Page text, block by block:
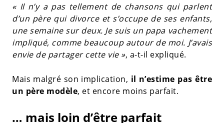
« Il n’y a pas tellement de chansons qui parlent
d’un père qui divorce et s’occupe de ses enfants,
une semaine sur deux. Je suis un papa vachement
impliqué, comme beaucoup autour de moi. J’avais
envie de partager cette vie », a-t-il expliqué.
Mais malgré son implication, il n’estime pas être
un père modèle, et encore moins parfait.
… mais loin d’être parfait